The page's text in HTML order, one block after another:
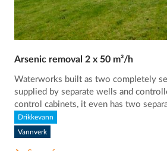
Arsenic removal 2 x 50 m³/h
Waterworks built as two completely
supplied by separate wells and
control cabinets, it even has two
Drikkevann
Vannverk